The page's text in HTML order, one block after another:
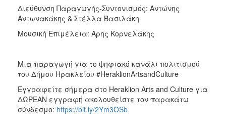
Διεύθυνση Παραγωγής-Συντονισμός: Αντώνης
Αντωνακάκης & Στέλλα Βασιλάκη
Μουσική Επιμέλεια: Άρης Κορνελάκης
Μια παραγωγή για το ψηφιακό κανάλι πολιτισμού
του Δήμου Ηρακλείου #HeraklionArtsandCulture
Εγγραφείτε σήμερα στο Heraklion Arts and Culture για
ΔΩΡΕΑΝ εγγραφή ακολουθείστε τον παρακάτω
σύνδεσμο: https://bit.ly/2Ym3OSb